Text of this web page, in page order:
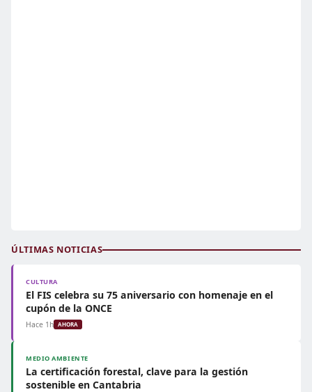
ÚLTIMAS NOTICIAS
CULTURA
El FIS celebra su 75 aniversario con homenaje en el
cupón de la ONCE
Hace 1h AHORA
MEDIO AMBIENTE
La certificación forestal, clave para la gestión
sostenible en Cantabria